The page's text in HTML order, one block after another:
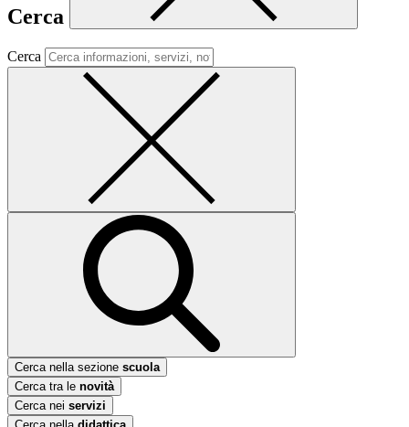
Cerca
Cerca
Cerca nella sezione scuola
Cerca tra le novità
Cerca nei servizi